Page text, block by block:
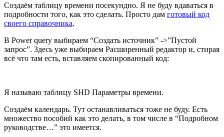
Создаём таблицу времени посекундно. Я не буду вдаваться в
подробности того, как это сделать. Просто дам готовый код
своего справочника.
В Power query выбираем “Создать источник” ->”Пустой
запрос”. Здесь уже выбираем Расширенный редактор и, стирая
всё что там есть, вставляем скопированный код:
Я называю таблицу SHD Параметры времени.
Создаём календарь. Тут останавливаться тоже не буду. Есть
множество пособий как это делать, в том числе в “Подробном
руководстве…” это имеется.